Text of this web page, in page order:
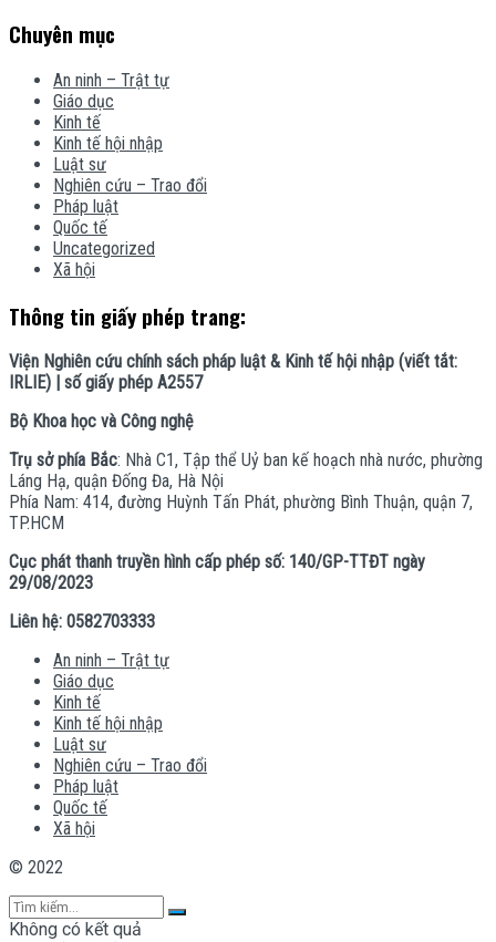
Chuyên mục
An ninh – Trật tự
Giáo dục
Kinh tế
Kinh tế hội nhập
Luật sư
Nghiên cứu – Trao đổi
Pháp luật
Quốc tế
Uncategorized
Xã hội
Thông tin giấy phép trang:
Viện Nghiên cứu chính sách pháp luật & Kinh tế hội nhập (viết tắt:
IRLIE) | số giấy phép A2557
Bộ Khoa học và Công nghệ
Trụ sở phía Bắc: Nhà C1, Tập thể Uỷ ban kế hoạch nhà nước, phường
Láng Hạ, quận Đống Đa, Hà Nội
Phía Nam: 414, đường Huỳnh Tấn Phát, phường Bình Thuận, quận 7,
TP.HCM
Cục phát thanh truyền hình cấp phép số: 140/GP-TTĐT ngày
29/08/2023
Liên hệ: 0582703333
An ninh – Trật tự
Giáo dục
Kinh tế
Kinh tế hội nhập
Luật sư
Nghiên cứu – Trao đổi
Pháp luật
Quốc tế
Xã hội
© 2022
Không có kết quả